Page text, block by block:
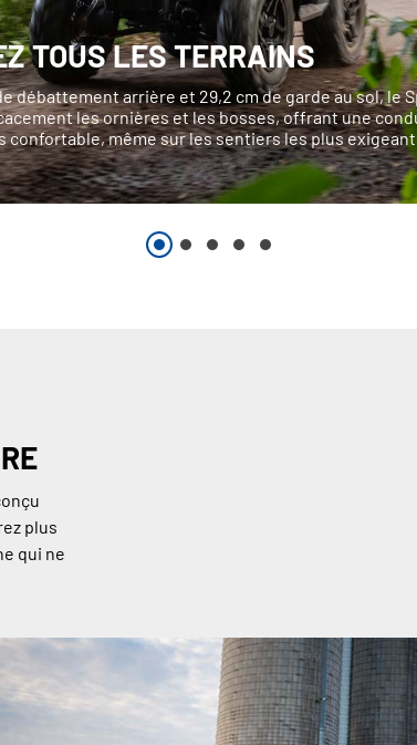
TOUS LES TERRAINS
débattement arrière et 29,2 cm de garde au sol, le
les ornières et les bosses, offrant une
confortable, même sur les sentiers les plus
plus
qui ne